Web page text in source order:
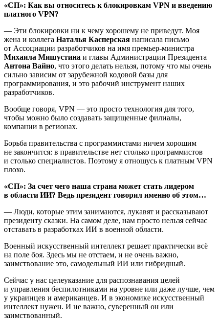
«СП»: Как вы относитесь к блокировкам VPN и введению
платного VPN?
— Эти блокировки ни к чему хорошему не приведут. Моя
жена и коллега Наталья Касперская написала письмо
от Ассоциации разработчиков на имя премьер-министра
Михаила Мишустина и главы Администрации Президента
Антона Вайно, что этого делать нельзя, потому что мы очень
сильно зависим от зарубежной кодовой базы для
программирования, и это рабочий инструмент наших
разработчиков.
Вообще говоря, VPN — это просто технология для того,
чтобы можно было создавать защищенные филиалы,
компании в регионах.
Борьба правительства с программистами ничем хорошим
не закончится: в правительстве нет столько программистов
и столько специалистов. Поэтому я отношусь к платным VPN
плохо.
«СП»: За счет чего наша страна может стать лидером
в области ИИ? Ведь президент говорил именно об этом…
— Люди, которые этим занимаются, лукавят и рассказывают
президенту сказки. На самом деле, нам просто нельзя сейчас
отставать в разработках ИИ в военной области.
Военный искусственный интеллект решает практически всё
на поле боя. Здесь мы не отстаем, и не очень важно,
заимствование это, самодельный ИИ или гибридный.
Сейчас у нас целеуказание для распознавания целей
и управления беспилотниками на уровне или даже лучше, чем
у украинцев и американцев. И в экономике искусственный
интеллект нужен. И не важно, суверенный он или
заимствованный.